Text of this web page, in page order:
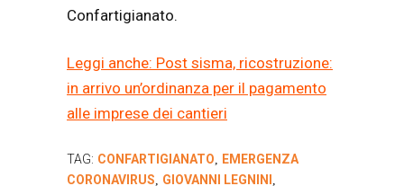
Confartigianato.
Leggi anche: Post sisma, ricostruzione:
in arrivo un’ordinanza per il pagamento
alle imprese dei cantieri
TAG: CONFARTIGIANATO
EMERGENZA
CORONAVIRUS
GIOVANNI LEGNINI